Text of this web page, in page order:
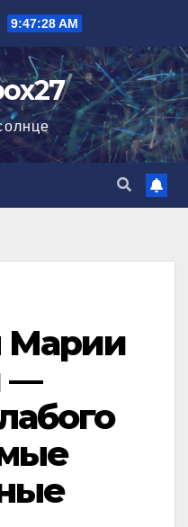
9:47:29 AM
Марии
—